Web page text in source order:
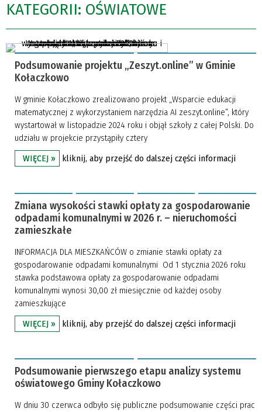
KATEGORII: OŚWIATOWE
Podsumowanie projektu „Zeszyt.online” w Gminie
Kołaczkowo
W gminie Kołaczkowo zrealizowano projekt „Wsparcie edukacji
matematycznej z wykorzystaniem narzędzia AI zeszyt.online”, który
wystartował w listopadzie 2024 roku i objął szkoły z całej Polski. Do
udziału w projekcie przystąpiły cztery
WIĘCEJ » kliknij, aby przejść do dalszej części informacji
Zmiana wysokości stawki opłaty za gospodarowanie
odpadami komunalnymi w 2026 r. – nieruchomości
zamieszkałe
INFORMACJA DLA MIESZKAŃCÓW o zmianie stawki opłaty za
gospodarowanie odpadami komunalnymi Od 1 stycznia 2026 roku
stawka podstawowa opłaty za gospodarowanie odpadami
komunalnymi wynosi 30,00 zł miesięcznie od każdej osoby
zamieszkujące
WIĘCEJ » kliknij, aby przejść do dalszej części informacji
Podsumowanie pierwszego etapu analizy systemu
oświatowego Gminy Kołaczkowo
W dniu 30 czerwca odbyło się publiczne podsumowanie części prac